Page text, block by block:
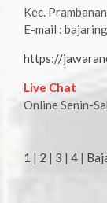
Kec.
E-mail :
https://
Live Chat
Online Senin-
1 | 2 | 3 | 4 |